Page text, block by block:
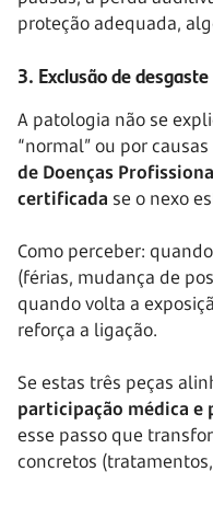
proteção adequada,
3. Exclusão de
A patologia não se
“normal” ou por
de Doenças
certificada se o nexo
Como perceber:
(férias, mudança de
quando volta a
reforça a ligação.
Se estas três peças
participação médica e
esse passo que
concretos